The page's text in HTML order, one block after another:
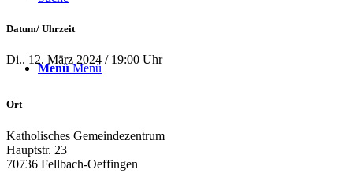
Menü Menü
Datum/ Uhrzeit
Di.. 12. März 2024 / 19:00 Uhr
Ort
Katholisches Gemeindezentrum
Hauptstr. 23
70736 Fellbach-Oeffingen